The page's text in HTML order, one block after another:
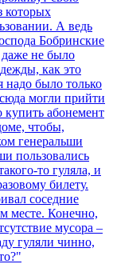
которых
А ведь
Бобринские
даже не было
как это
надо было только
могли прийти
абонемент
чтобы,
генеральши
пользовались
то гуляла, и
билету.
соседние
месте. Конечно,
мусора –
гуляли чинно,